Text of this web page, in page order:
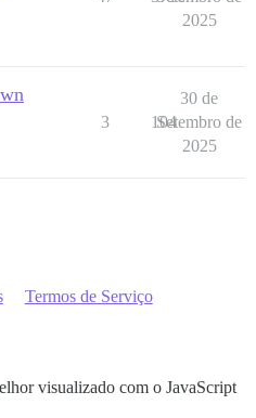
2025
3 104
30 de
Setembro de
2025
Termos de Serviço
visualizado com o JavaScript